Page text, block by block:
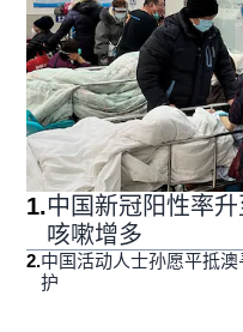
1.中国新冠阳性率
咳嗽增多
2.中国活动人士孙愿平抵澳
护